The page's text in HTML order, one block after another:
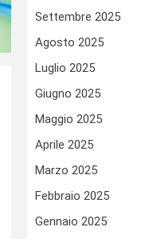
Settembre 2025
Agosto 2025
Luglio 2025
Giugno 2025
Maggio 2025
Aprile 2025
Marzo 2025
Febbraio 2025
Gennaio 2025